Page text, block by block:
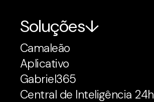
Soluções
Camaleão
Aplicativo
Gabriel365
Central de Inteligência 24h